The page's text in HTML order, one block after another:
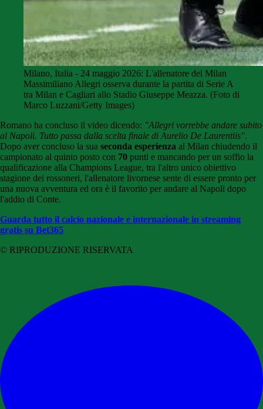
Milano, Italia - 24 maggio 2026: L'allenatore del Milan
Massimiliano Allegri osserva durante la partita di Serie A
tra Milan e Cagliari allo Stadio Giuseppe Meazza. (Foto di
Marco Luzzani/Getty Images)
Romano ha concluso il video dicendo: "Allegri vorrebbe andare subito
al Napoli. Tutto passa dalla scelta finale di Aurelio De Laurentiis".
Dopo aver concluso la sua seconda esperienza al Milan chiudendo il
campionato al quinto posto con 70 punti e mancando per un soffio la
qualificazione alla Champions League, tra l'altro unico obiettivo
stagione dei rossoneri, l'allenatore livornese sente di essere pronto per
una nuova avventura ed ora è il favorito per andare al Napoli dopo
l'addio di Conte.
Guarda tutto il calcio nazionale e internazionale in streaming
gratis su Bet365
© RIPRODUZIONE RISERVATA